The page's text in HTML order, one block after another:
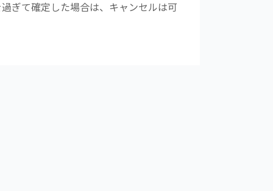
ぎて確定した場合は、キャンセルは可